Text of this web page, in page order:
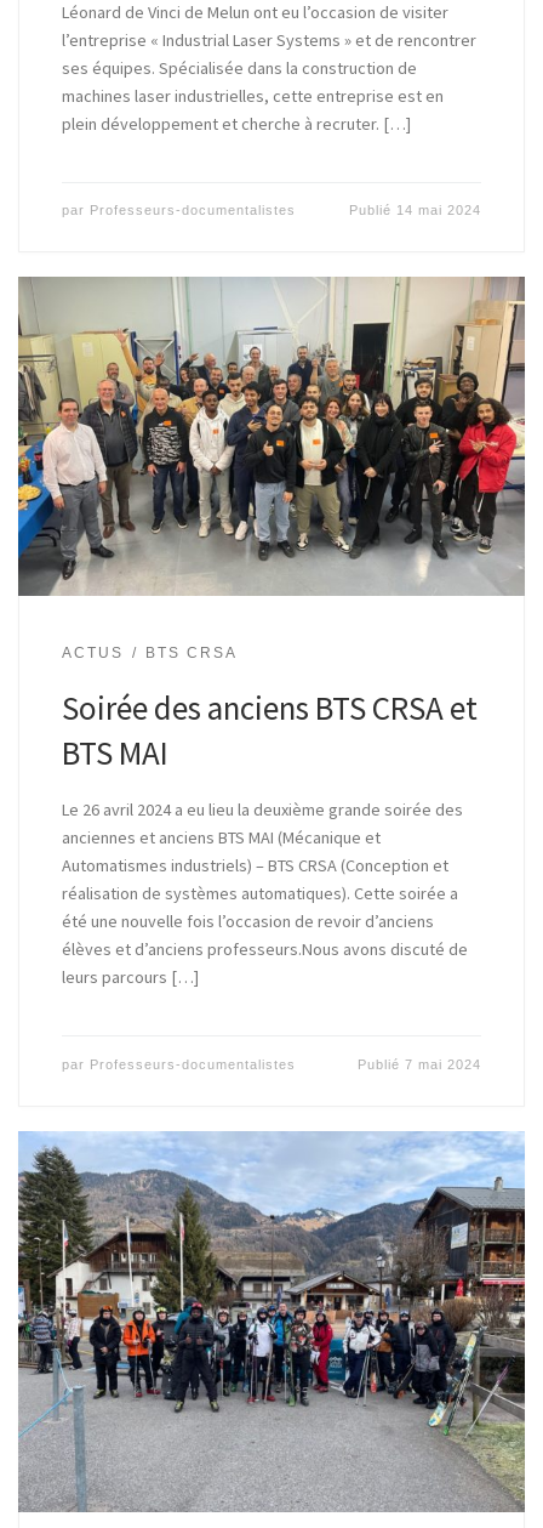
Léonard de Vinci de Melun ont eu l’occasion de visiter
l’entreprise « Industrial Laser Systems » et de rencontrer
ses équipes. Spécialisée dans la construction de
machines laser industrielles, cette entreprise est en
plein développement et cherche à recruter. […]
par Professeurs-documentalistes Publié 14 mai 2024
ACTUS BTS CRSA
Soirée des anciens BTS CRSA et
BTS MAI
Le 26 avril 2024 a eu lieu la deuxième grande soirée des
anciennes et anciens BTS MAI (Mécanique et
Automatismes industriels) – BTS CRSA (Conception et
réalisation de systèmes automatiques). Cette soirée a
été une nouvelle fois l’occasion de revoir d’anciens
élèves et d’anciens professeurs.Nous avons discuté de
leurs parcours […]
par Professeurs-documentalistes Publié7 mai 2024